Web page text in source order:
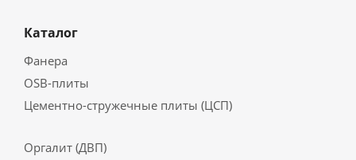
Каталог
Фанера
OSB-плиты
Цементно-стружечные плиты (ЦСП)
Оргалит (ДВП)